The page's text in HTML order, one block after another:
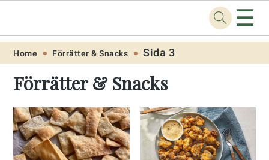
Skip
primary
navigation
Skip
main
content
Skip
primary
sidebar
Skip
footer
Recept.one ☰
Home Förrätter & Snacks Sida 3
Förrätter & Snacks